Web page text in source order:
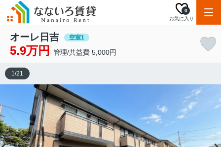
お気に入り
0
オーレ日吉 空室1
5.9万円 管理/共益費 5,000円
1/21